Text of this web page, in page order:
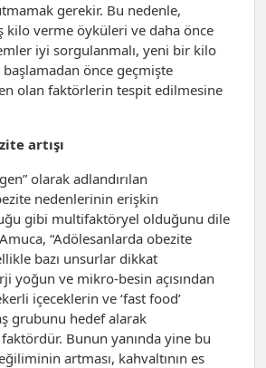
gerekir. Bu nedenle,
kilo verme öyküleri ve daha önce
iyi sorgulanmalı, yeni bir kilo
önce geçmişte
olan faktörlerin tespit edilmesine
artışı
olarak adlandırılan
nedenlerinin erişkin
gibi multifaktöryel olduğunu dile
“Adölesanlarda obezite
bazı unsurlar dikkat
yoğun ve mikro-besin açısından
içeceklerin ve ‘fast food’
grubunu hedef alarak
Bunun yanında yine bu
artması, kahvaltının es